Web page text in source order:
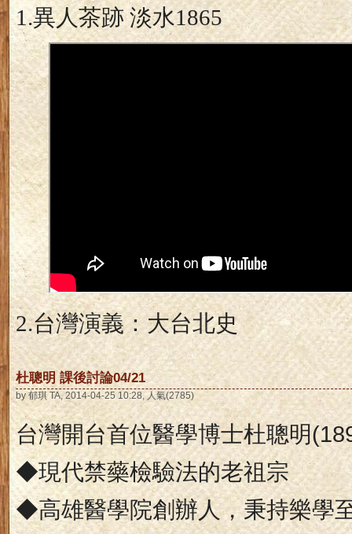
1.異人茶跡 淡水1865
2.台灣演義：大台北史
杜聰明 課後討論04/21
by 郁琪 TA, 2014-04-25 10:28, 人氣(2785)
台灣開台首位醫學博士杜聰明
◆現代禁藥檢驗法的老祖宗
◆高雄醫學院創辦人，秉持樂學